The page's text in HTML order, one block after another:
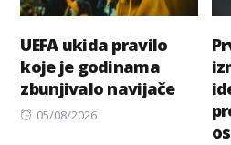
UEFA ukida pravilo
koje je godinama
zbunjivalo navijače
Posted
05/08/2026